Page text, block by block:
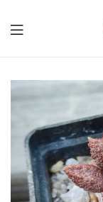
Menu